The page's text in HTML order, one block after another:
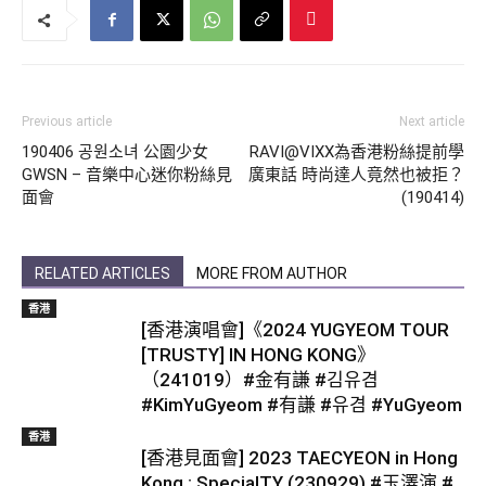
Previous article
190406 공원소녀 公園少女
GWSN – 音樂中心迷你粉絲見
面會
Next article
RAVI@VIXX為香港粉絲提前學
廣東話 時尚達人竟然也被拒？
(190414)
RELATED ARTICLES MORE FROM AUTHOR
香港
[香港演唱會]《2024 YUGYEOM TOUR
[TRUSTY] IN HONG KONG》
（241019）#金有謙 #김유겸
#KimYuGyeom #有謙 #유겸 #YuGyeom
香港
[香港見面會] 2023 TAECYEON in Hong